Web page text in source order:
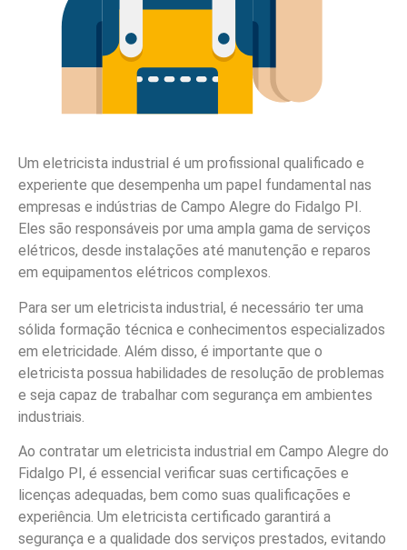
Um eletricista industrial é um profissional qualificado e
experiente que desempenha um papel fundamental nas
empresas e indústrias de Campo Alegre do Fidalgo PI.
Eles são responsáveis por uma ampla gama de serviços
elétricos, desde instalações até manutenção e reparos
em equipamentos elétricos complexos.
Para ser um eletricista industrial, é necessário ter uma
sólida formação técnica e conhecimentos especializados
em eletricidade. Além disso, é importante que o
eletricista possua habilidades de resolução de problemas
e seja capaz de trabalhar com segurança em ambientes
industriais.
Ao contratar um eletricista industrial em Campo Alegre do
Fidalgo PI, é essencial verificar suas certificações e
licenças adequadas, bem como suas qualificações e
experiência. Um eletricista certificado garantirá a
segurança e a qualidade dos serviços prestados, evitando